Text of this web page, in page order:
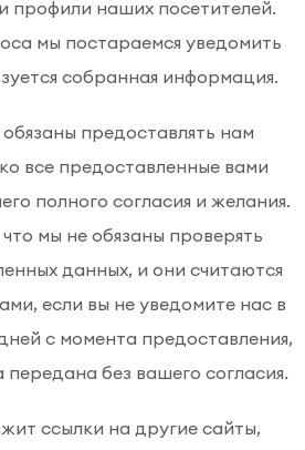
профили наших посетителей.
мы постараемся уведомить
собранная информация.
предоставлять нам
все предоставленные вами
полного согласия и желания.
мы не обязаны проверять
данных, и они считаются
если вы не уведомите нас в
с момента предоставления,
без вашего согласия.
ссылки на другие сайты,